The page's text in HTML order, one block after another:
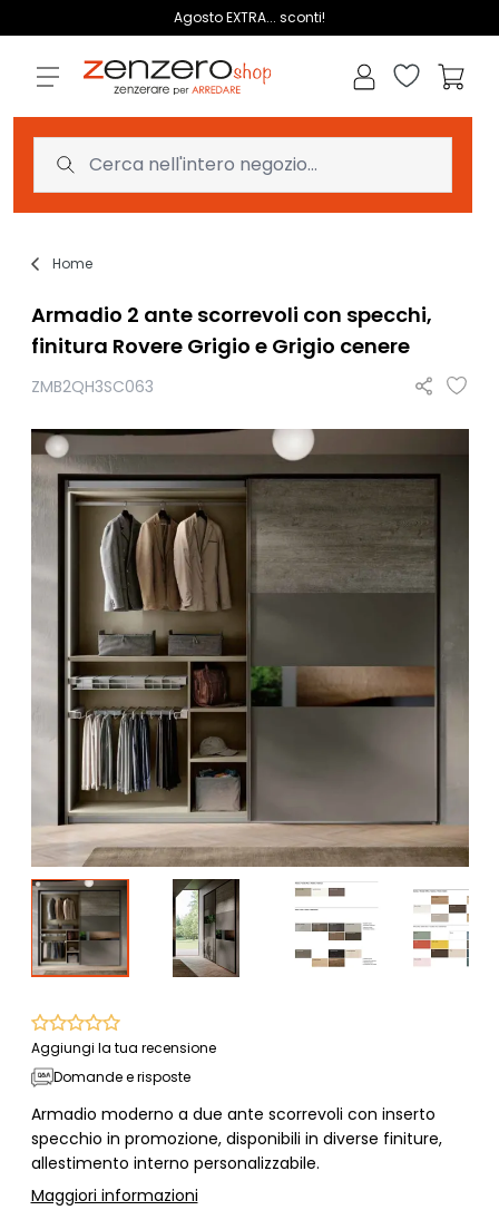
Agosto EXTRA... sconti!
Lista dei
Home
Armadio 2 ante scorrevoli con specchi,
finitura Rovere Grigio e Grigio cenere
ZMB2QH3SC063
Aggiungi la tua recensione
Domande e risposte
Armadio moderno a due ante scorrevoli con inserto
specchio in promozione, disponibili in diverse finiture,
allestimento interno personalizzabile.
Maggiori informazioni